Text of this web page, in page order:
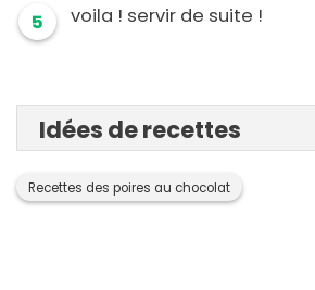
5 voila ! servir de suite !
Idées de recettes
Recettes des poires au chocolat